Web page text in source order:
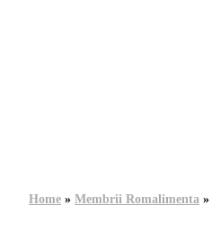
Home » Membrii Romalimenta »